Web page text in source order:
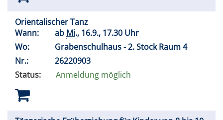
Orientalischer Tanz
Wann:
ab Mi., 16.9., 17.30 Uhr
Wo:
Grabenschulhaus - 2. Stock Raum 4
Nr.:
26220903
Status:
Anmeldung möglich